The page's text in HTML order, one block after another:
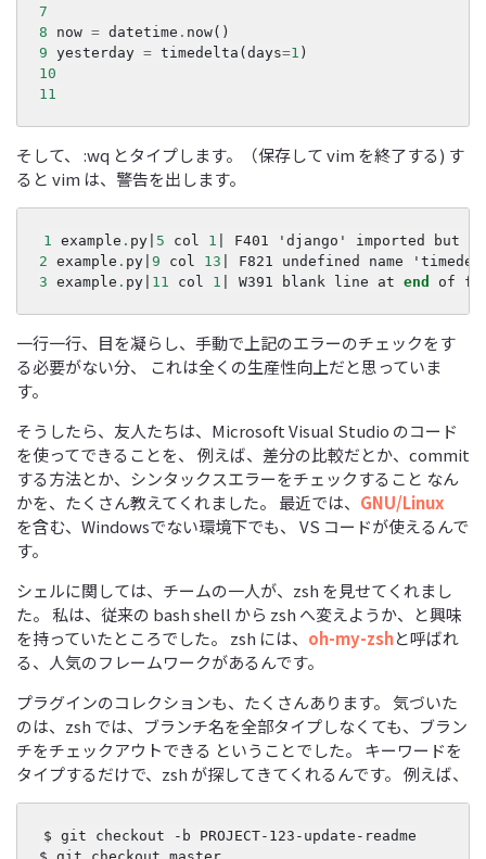
7
8
now = datetime . now()
9 yesterday = timedelta (days=1 )
10
11
そして、 :wq とタイプします。（保存して vim を終了する) す
ると vim は、警告を出します。
1 example . py 5 col 1 F401 ' django ' imported but
2 example . py 9 col 13 F821 undefined name '
3 example . py 11 col 1 W391 blank line at end of
一行一行、目を凝らし、手動で上記のエラーのチェックをす
る必要がない分、 これは全くの生産性向上だと思っていま
す。
そうしたら、友人たちは、Microsoft Visual Studio のコード
を使ってできることを、 例えば、差分の比較だとか、commit
する方法とか、シンタックスエラーをチェックすること なん
かを、たくさん教えてくれました。 最近では、 GNU/Linux
を含む、Windowsでない環境下でも、 VS コードが使えるんで
す。
シェルに関しては、チームの一人が、zsh を見せてくれまし
た。 私は、従来の bash shell から zsh へ変えようか、と興味
を持っていたところでした。 zsh には、 oh-my-zshと呼ばれ
る、人気のフレームワークがあるんです。
プラグインのコレクションも、たくさんあります。 気づいた
のは、zsh では、ブランチ名を全部タイプしなくても、ブラン
チをチェックアウトできる ということでした。 キーワードを
タイプするだけで、zsh が探してきてくれるんです。 例えば、
$ git checkout -b
PROJECT-123-update-readme
$ git checkout master